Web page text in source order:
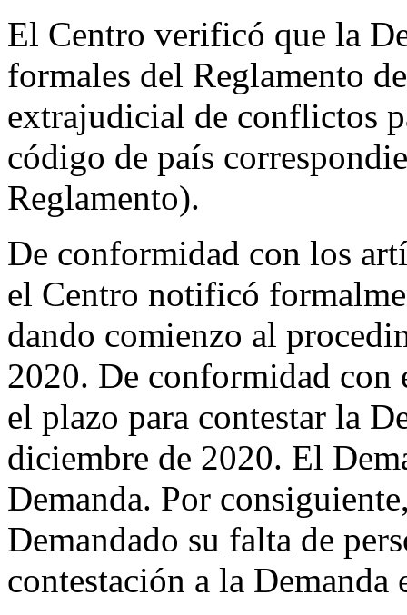
El Centro verificó que la
formales del Reglamento
extrajudicial de conflictos
código de país
Reglamento).
De conformidad con los
el Centro notificó
dando comienzo al
2020. De conformidad con
el plazo para contestar la
diciembre de 2020. El
Demanda. Por
Demandado su falta de
contestación a la